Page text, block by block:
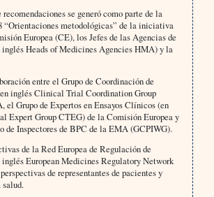
se generó como parte de la
metodológicas” de la iniciativa
Europea (CE), los Jefes de las Agencias de
Heads of Medicines Agencies HMA) y la
entre el Grupo de Coordinación de
inglés Clinical Trial Coordination Group
el Grupo de Expertos en Ensayos Clínicos (en
Expert Group CTEG) de la Comisión Europea y
de Inspectores de BPC de la EMA (GCPIWG).
de la Red Europea de Regulación de
European Medicines Regulatory Network
de representantes de pacientes y
salud.